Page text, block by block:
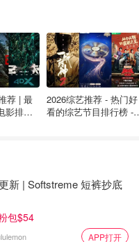
”，Toronto的贸易圈估
际贸易法院的决定，这跟
靠International
加的关税既非法又没道
定，Trump用1977年法
“没解决他自己行政令里
不合理的232关税威胁
荐 | 最
影排行
2026综艺推荐 - 热门好
看的综艺节目排行榜 -
新 | Softstreme 短裤抄底
包$54
APP打开